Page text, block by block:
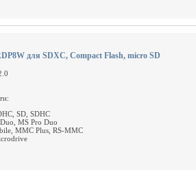
для SDXC, Compact Flash, micro SD
SD, SDHC
MS Pro Duo
MMC Plus, RS-MMC